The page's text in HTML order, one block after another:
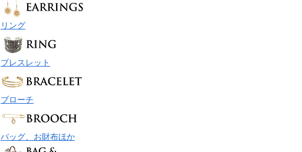
リング
ブレスレット
ブローチ
バッグ、お財布ほか